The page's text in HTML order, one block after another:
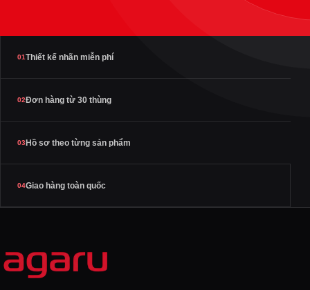
01Thiết kế nhãn miễn phí
02Đơn hàng từ 30 thùng
03Hồ sơ theo từng sản phẩm
04Giao hàng toàn quốc